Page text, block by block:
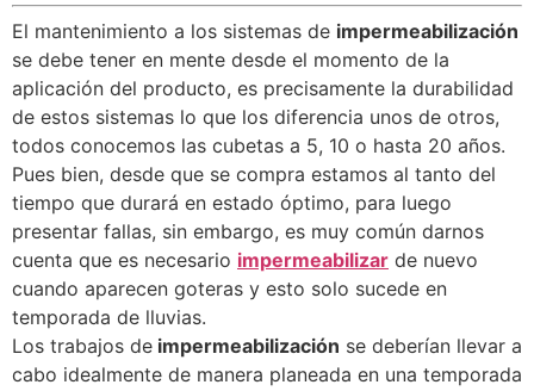
El mantenimiento a los sistemas de impermeabilización
se debe tener en mente desde el momento de la
aplicación del producto, es precisamente la durabilidad
de estos sistemas lo que los diferencia unos de otros,
todos conocemos las cubetas a 5, 10 o hasta 20 años.
Pues bien, desde que se compra estamos al tanto del
tiempo que durará en estado óptimo, para luego
presentar fallas, sin embargo, es muy común darnos
cuenta que es necesario impermeabilizar de nuevo
cuando aparecen goteras y esto solo sucede en
temporada de lluvias.
Los trabajos de impermeabilización se deberían llevar a
cabo idealmente de manera planeada en una temporada